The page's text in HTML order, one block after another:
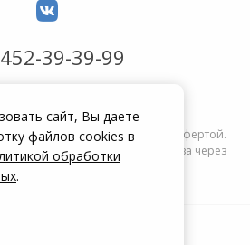
39-39-99
не является публичной офертой.
только при оформлении заказа через
магазин zakrepi.ru.
сайт, Вы даете
файлов cookies в
обработки
.